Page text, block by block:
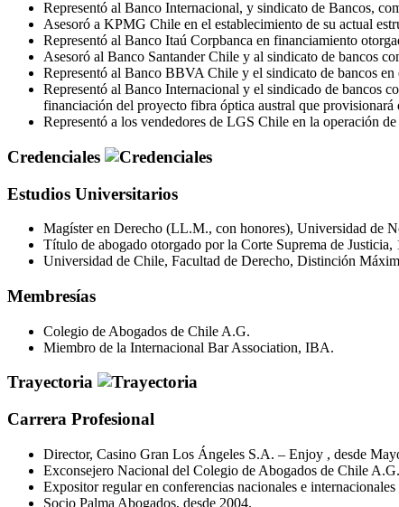
Representó al Banco Internacional, y sindicato de Bancos,
Asesoró a KPMG Chile en el establecimiento de su actual
Representó al Banco Itaú Corpbanca en financiamiento
Asesoró al Banco Santander Chile y al sindicato de bancos
Representó al Banco BBVA Chile y el sindicato de bancos
Representó al Banco Internacional y el sindicado de bancos
financiación del proyecto fibra óptica austral que
Representó a los vendedores de LGS Chile en la operación
Credenciales
Estudios Universitarios
Magíster en Derecho (LL.M., con honores), Universidad de
Título de abogado otorgado por la Corte Suprema de Justicia,
Universidad de Chile, Facultad de Derecho, Distinción
Membresías
Colegio de Abogados de Chile A.G.
Miembro de la Internacional Bar Association, IBA.
Trayectoria
Carrera Profesional
Director, Casino Gran Los Ángeles S.A. – Enjoy , desde
Exconsejero Nacional del Colegio de Abogados de Chile A.G.
Expositor regular en conferencias nacionales e
Socio Palma Abogados, desde 2004.